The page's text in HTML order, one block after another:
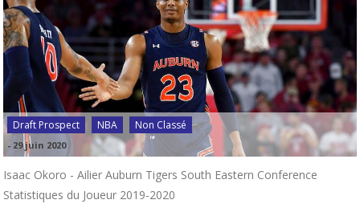
Draft Prospect NBA Non Classé
- 29 juin 2020
Isaac Okoro - Ailier Auburn Tigers South Eastern Conference
Statistiques du Joueur 2019-2020